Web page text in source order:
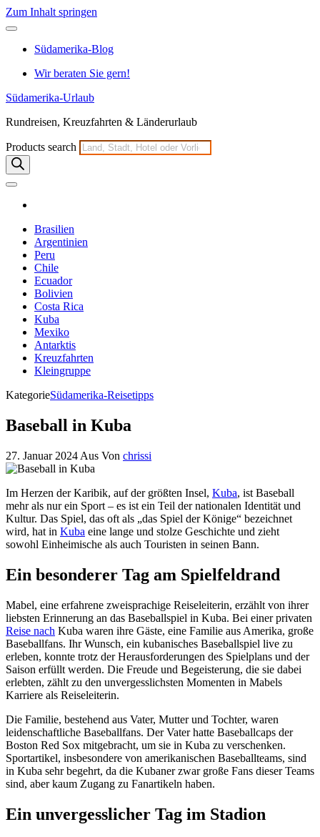
Zum Inhalt springen
Südamerika-Blog
Wir beraten Sie gern!
Südamerika-Urlaub
Rundreisen, Kreuzfahrten & Länderurlaub
Products search
Brasilien
Argentinien
Peru
Chile
Ecuador
Bolivien
Costa Rica
Kuba
Mexiko
Antarktis
Kreuzfahrten
Kleingruppe
KategorieSüdamerika-Reisetipps
Baseball in Kuba
27. Januar 2024 Aus Von chrissi
Im Herzen der Karibik, auf der größten Insel, Kuba, ist Baseball
mehr als nur ein Sport – es ist ein Teil der nationalen Identität und
Kultur. Das Spiel, das oft als „das Spiel der Könige“ bezeichnet
wird, hat in Kuba eine lange und stolze Geschichte und zieht
sowohl Einheimische als auch Touristen in seinen Bann.
Ein besonderer Tag am Spielfeldrand
Mabel, eine erfahrene zweisprachige Reiseleiterin, erzählt von ihrer
liebsten Erinnerung an das Baseballspiel in Kuba. Bei einer privaten
Reise nach Kuba waren ihre Gäste, eine Familie aus Amerika, große
Baseballfans. Ihr Wunsch, ein kubanisches Baseballspiel live zu
erleben, konnte trotz der Herausforderungen des Spielplans und der
Saison erfüllt werden. Die Freude und Begeisterung, die sie dabei
erlebten, zählt zu den unvergesslichsten Momenten in Mabels
Karriere als Reiseleiterin.
Die Familie, bestehend aus Vater, Mutter und Tochter, waren
leidenschaftliche Baseballfans. Der Vater hatte Baseballcaps der
Boston Red Sox mitgebracht, um sie in Kuba zu verschenken.
Sportartikel, insbesondere von amerikanischen Baseballteams, sind
in Kuba sehr begehrt, da die Kubaner zwar große Fans dieser Teams
sind, aber kaum Zugang zu Fanartikeln haben.
Ein unvergesslicher Tag im Stadion